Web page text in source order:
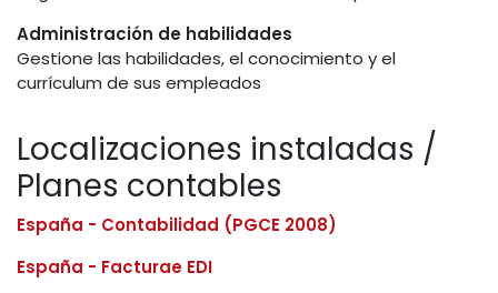
Administración de habilidades
Gestione las habilidades, el conocimiento y el
currículum de sus empleados
Localizaciones instaladas /
Planes contables
España - Contabilidad (PGCE 2008)
España - Facturae EDI